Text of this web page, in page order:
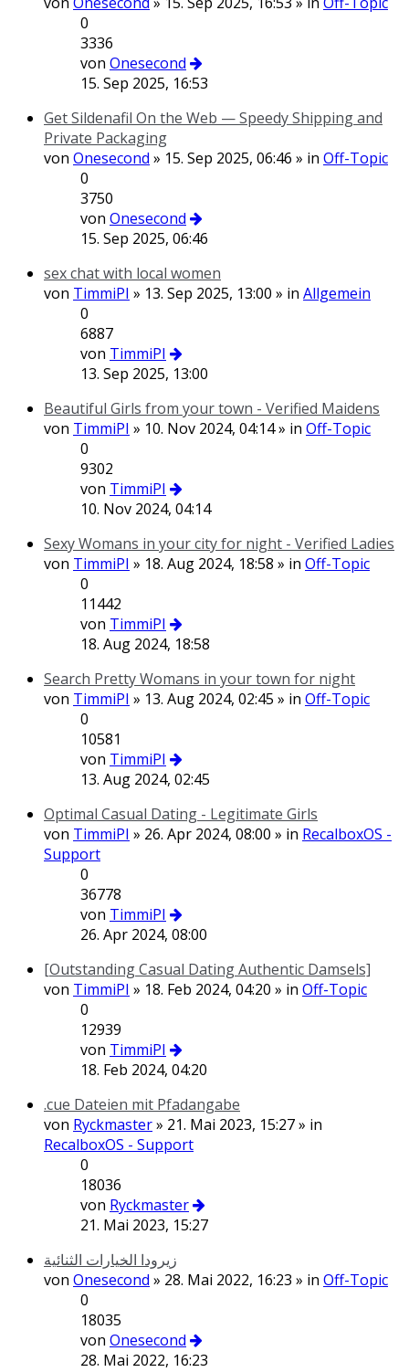
0
3336
von Onesecond
15. Sep 2025, 16:53
Get Sildenafil On the Web — Speedy Shipping and
Private Packaging
von Onesecond » 15. Sep 2025, 06:46 » in Off-Topic
0
3750
von Onesecond
15. Sep 2025, 06:46
sex chat with local women
von TimmiPI » 13. Sep 2025, 13:00 » in Allgemein
0
6887
von TimmiPI
13. Sep 2025, 13:00
Beautiful Girls from your town - Verified Maidens
von TimmiPI » 10. Nov 2024, 04:14 » in Off-Topic
0
9302
von TimmiPI
10. Nov 2024, 04:14
Sexy Womans in your city for night - Verified Ladies
von TimmiPI » 18. Aug 2024, 18:58 » in Off-Topic
0
11442
von TimmiPI
18. Aug 2024, 18:58
Search Pretty Womans in your town for night
von TimmiPI » 13. Aug 2024, 02:45 » in Off-Topic
0
10581
von TimmiPI
13. Aug 2024, 02:45
Optimal Сasual Dating - Legitimate Girls
von TimmiPI » 26. Apr 2024, 08:00 » in RecalboxOS -
Support
0
36778
von TimmiPI
26. Apr 2024, 08:00
[Outstanding Сasual Dating Authentic Damsels]
von TimmiPI » 18. Feb 2024, 04:20 » in Off-Topic
0
12939
von TimmiPI
18. Feb 2024, 04:20
.cue Dateien mit Pfadangabe
von Ryckmaster» 21. Mai 2023, 15:27 » in
RecalboxOS - Support
0
18036
von Ryckmaster
21. Mai 2023, 15:27
زيرودا الخيارات الثنائية
von Onesecond » 28. Mai 2022, 16:23 » in Off-Topic
0
18035
von Onesecond
28. Mai 2022, 16:23